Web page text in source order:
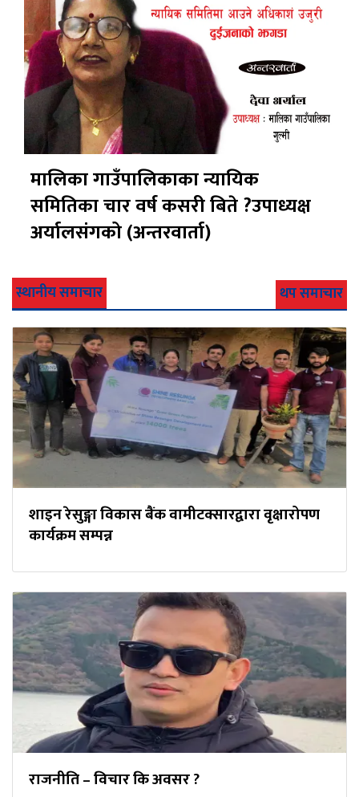
मालिका गाउँपालिकाका न्यायिक
समितिका चार वर्ष कसरी बिते ?उपाध्यक्ष
अर्यालसंंगको (अन्तरवार्ता)
स्थानीय समाचार थप समाचार
शाइन रेसुङ्गा विकास बैंक वामीटक्सारद्वारा वृक्षारोपण
कार्यक्रम सम्पन्न
राजनीति – विचार कि अवसर ?